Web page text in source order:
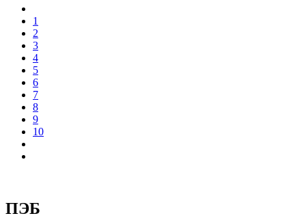
1
2
3
4
5
6
7
8
9
10
ПЭБ